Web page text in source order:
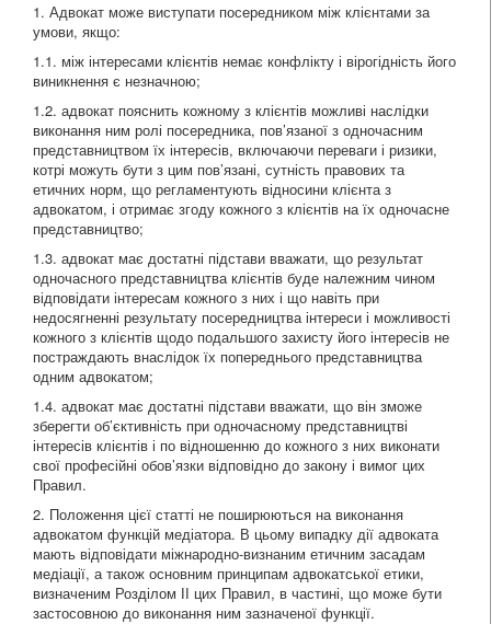
1. Адвокат може виступати посередником між клієнтами за
умови, якщо:
1.1. між інтересами клієнтів немає конфлікту і вірогідність його
виникнення є незначною;
1.2. адвокат пояснить кожному з клієнтів можливі наслідки
виконання ним ролі посередника, пов’язаної з одночасним
представництвом їх інтересів, включаючи переваги і ризики,
котрі можуть бути з цим пов’язані, сутність правових та
етичних норм, що регламентують відносини клієнта з
адвокатом, і отримає згоду кожного з клієнтів на їх одночасне
представництво;
1.3. адвокат має достатні підстави вважати, що результат
одночасного представництва клієнтів буде належним чином
відповідати інтересам кожного з них і що навіть при
недосягненні результату посередництва інтереси і можливості
кожного з клієнтів щодо подальшого захисту його інтересів не
постраждають внаслідок їх попереднього представництва
одним адвокатом;
1.4. адвокат має достатні підстави вважати, що він зможе
зберегти об’єктивність при одночасному представництві
інтересів клієнтів і по відношенню до кожного з них виконати
свої професійні обов’язки відповідно до закону і вимог цих
Правил.
2. Положення цієї статті не поширюються на виконання
адвокатом функцій медіатора. В цьому випадку дії адвоката
мають відповідати міжнародно-визнаним етичним засадам
медіації, а також основним принципам адвокатської етики,
визначеним Розділом ІІ цих Правил, в частині, що може бути
застосовною до виконання ним зазначеної функції.